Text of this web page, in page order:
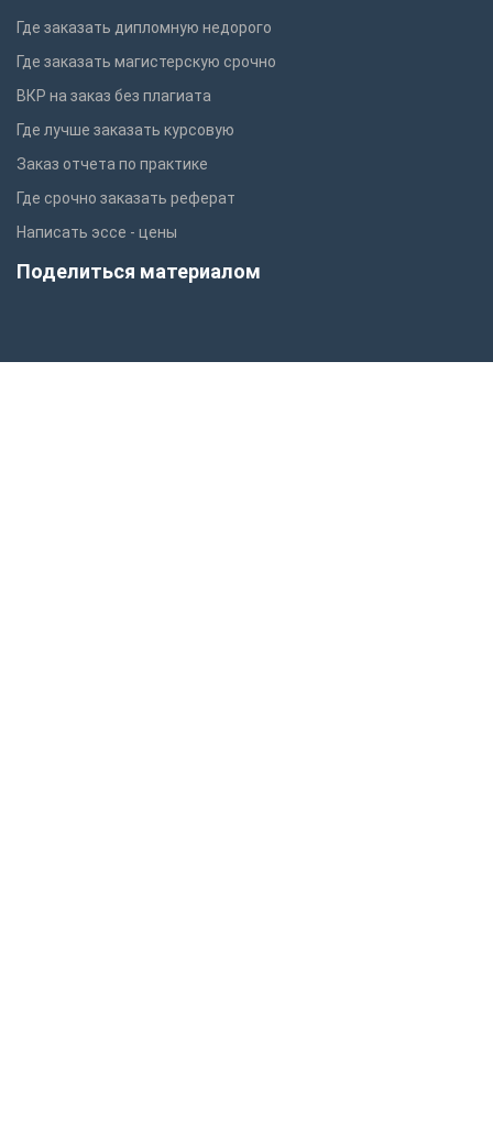
Где заказать дипломную недорого
Где заказать магистерскую срочно
ВКР на заказ без плагиата
Где лучше заказать курсовую
Заказ отчета по практике
Где срочно заказать реферат
Написать эссе - цены
Поделиться материалом